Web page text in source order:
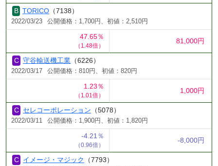
TORICO （7138）
2022/03/23 公開価格：1,700円、初値：2,510円
47.65％
（1.48倍）
81,000円
守谷輸送機工業 （6226）
2022/03/17 公開価格：810円、初値：820円
1.23％
（1.01倍）
1,000円
セレコーポレーション （5078）
2022/03/11 公開価格：1,900円、初値：1,820円
-4.21％
（0.96倍）
-8,000円
イメージ・マジック （7793）